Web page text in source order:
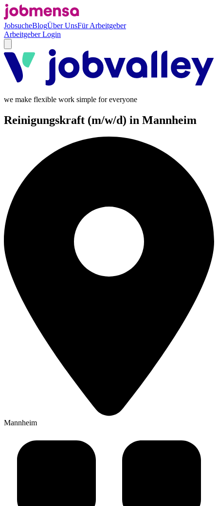
JobsucheBlogÜber UnsFür Arbeitgeber
Arbeitgeber Login
we make flexible work simple for everyone
Reinigungskraft (m/w/d) in Mannheim
Mannheim